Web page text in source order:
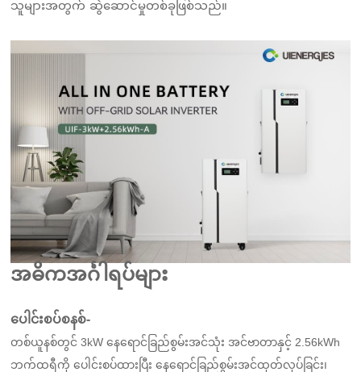
သူများအတွက် ဆွဲဆောင်မှုတစ်ခုဖြစ်သည်။
အဓိကအင်္ဂါရပ်များ
ပေါင်းစပ်စနစ်-
တစ်ယူနစ်တွင် 3kW နေရောင်ခြည်စွမ်းအင်သုံး အင်ဗာတာနှင့် 2.56kWh
ဘက်ထရီကို ပေါင်းစပ်ထားပြီး နေရောင်ခြည်စွမ်းအင်ထုတ်လုပ်ခြင်း၊